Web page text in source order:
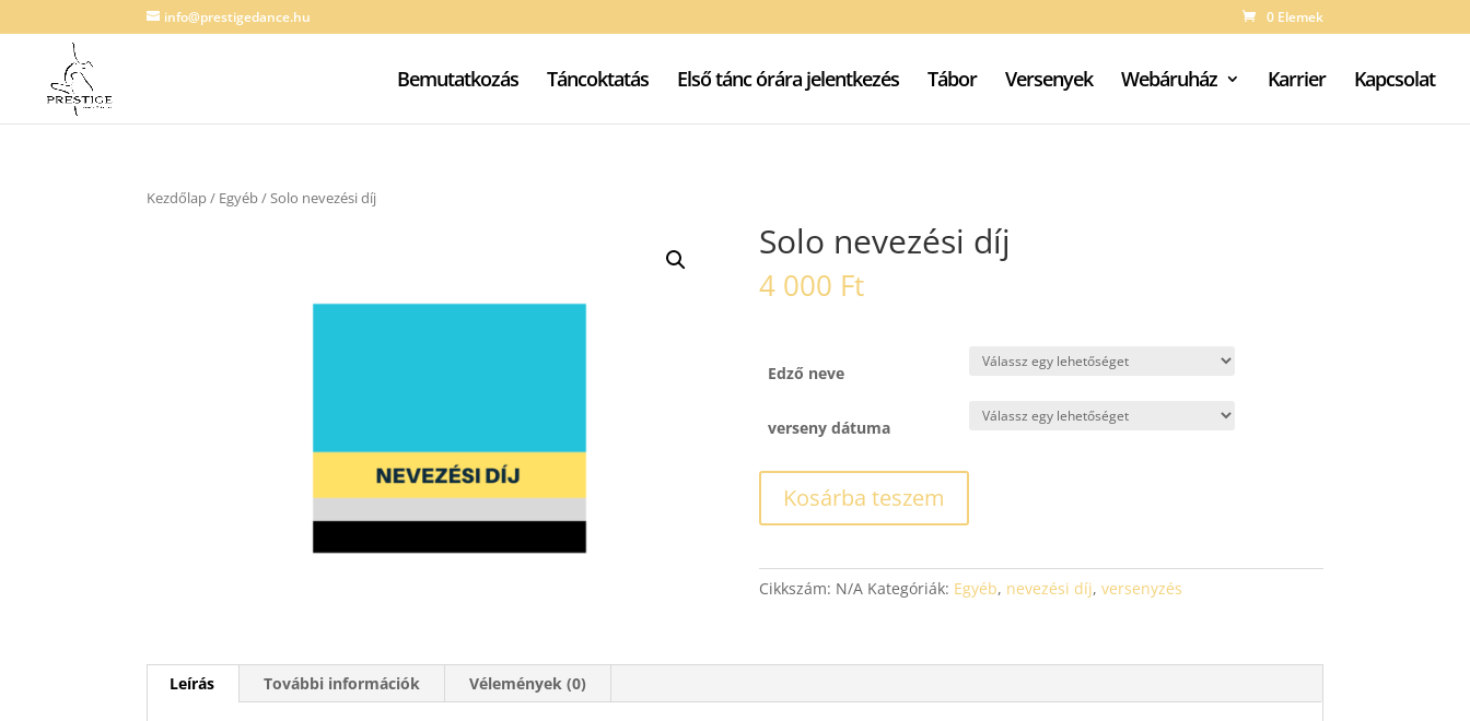
info@prestigedance.hu 0 Elemek
Bemutatkozás Táncoktatás Első tánc órára jelentkezés Tábor Versenyek Webáruház Karrier Kapcsolat
Kezdőlap/ Egyéb/ Solo nevezési díj
Solo nevezési díj
4 000 Ft
Edző neve
verseny dátuma
Kosárba teszem
Cikkszám: N/A Kategóriák: Egyéb, nevezési díj, versenyzés
Leírás További információk Vélemények (0)